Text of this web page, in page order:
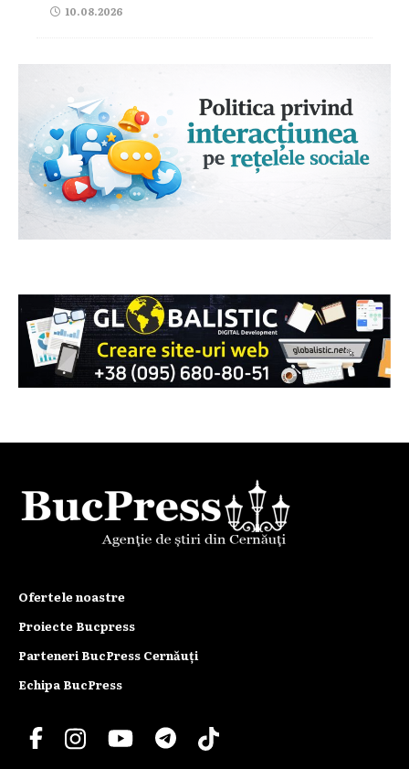
10.08.2026
Ofertele noastre
Proiecte Bucpress
Parteneri BucPress Cernăuți
Echipa BucPress